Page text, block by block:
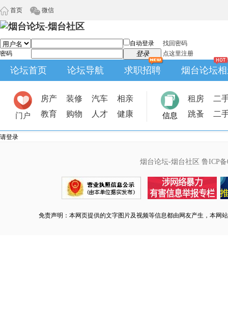
首页 微信
自动登录
找回密码
密码
登录 点这里注册
论坛首页 论坛导航 求职招聘 烟台论坛
门户
房产 装修 汽车
相亲
教育
购物 人才 健康 信息
租房
二
跳蚤
二
请登录
烟台论坛-烟台社区 鲁ICP备
免责声明：本网页提供的文字图片及视频等信息都由网友产生，本网